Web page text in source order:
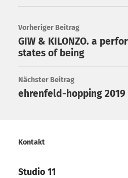
Vorheriger Beitrag
GIW & KILONZO. a
states of being
Nächster Beitrag
ehrenfeld-hopping 2019
Kontakt
Studio 11